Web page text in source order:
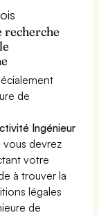
recherche
de
Ingénieur
vous devrez
votre
à trouver la
légales
de